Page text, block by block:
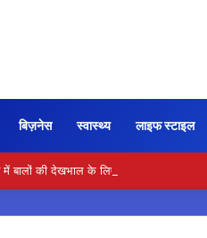
बिज़नेस स्वास्थ्य लाइफ स्टाइल
बालों की देखभाल के लिए आजमाएं अंडे का मास्क